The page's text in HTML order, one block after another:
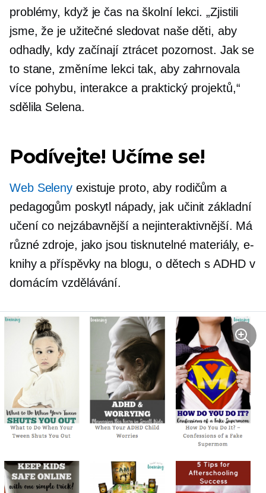
problémy, když je čas na školní lekci. „Zjistili
jsme, že je užitečné sledovat naše děti, aby
odhadly, kdy začínají ztrácet pozornost. Jak se
to stane, změníme lekci tak, aby zahrnovala
více pohybu, interakce a praktickýprojektů,“
sdělila Selena.
Podívejte! Učíme se!
Web Seleny existuje proto, aby rodičům a
pedagogům poskytl nápady, jak učinit základní
učení co nejzábavnější a nejinteraktivnější. Má
různé zdroje, jako jsou tisknutelné materiály, e-
knihy a příspěvky na blogu, o dětech s ADHD v
domácím vzdělávání.